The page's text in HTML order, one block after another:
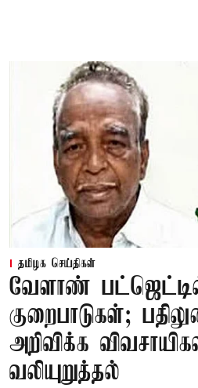
தமிழக செய்திகள்
வேளாண்
குறைபாடுகள்;
அறிவிக்க
வலியுறுத்தல்